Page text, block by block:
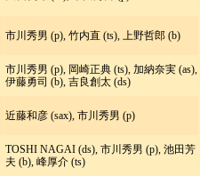
市川秀男 (p), 竹内直 (ts), 上野哲郎 (b)
市川秀男 (p), 岡崎正典 (ts), 加納奈実 (as),
伊藤勇司 (b), 吉良創太 (ds)
近藤和彦 (sax), 市川秀男 (p)
TOSHI NAGAI (ds), 市川秀男 (p), 池田芳
夫 (b), 峰厚介 (ts)